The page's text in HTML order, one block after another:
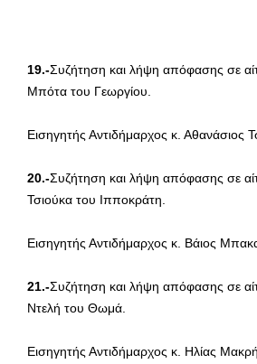
19.-Συζήτηση και λήψη απόφασης σε
Μπότα του Γεωργίου.
Εισηγητής Αντιδήμαρχος κ. Αθανάσιος
20.-Συζήτηση και λήψη απόφασης σε
Τσιούκα του Ιπποκράτη.
Εισηγητής Αντιδήμαρχος κ. Βάιος
21.-Συζήτηση και λήψη απόφασης σε
Ντελή του Θωμά.
Εισηγητής Αντιδήμαρχος κ. Ηλίας